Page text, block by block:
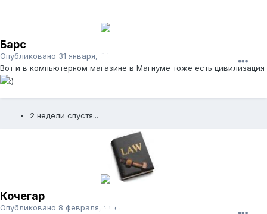
Барс
Опубликовано 31 января, 2013
Вот и в компьютерном магазине в Магнуме тоже есть цивилизация
2 недели спустя...
Кочегар
Опубликовано 8 февраля, 2013